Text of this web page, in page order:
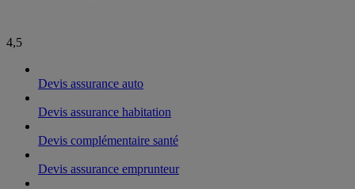
4,5
Devis assurance auto
Devis assurance habitation
Devis complémentaire santé
Devis assurance emprunteur